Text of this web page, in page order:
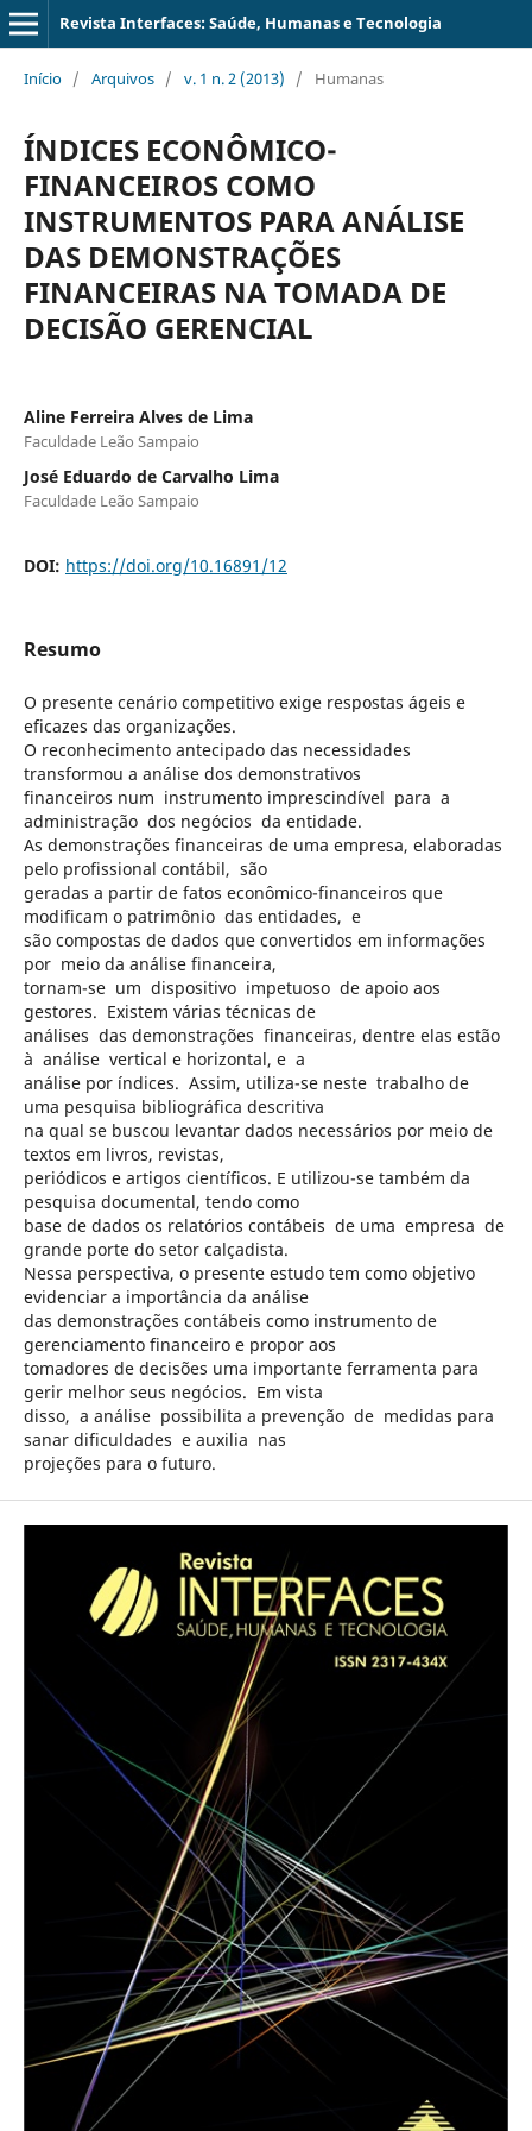
Revista Interfaces: Saúde, Humanas e Tecnologia
Início / Arquivos / v. 1 n. 2 (2013) / Humanas
ÍNDICES ECONÔMICO-
FINANCEIROS COMO
INSTRUMENTOS PARA ANÁLISE
DAS DEMONSTRAÇÕES
FINANCEIRAS NA TOMADA DE
DECISÃO GERENCIAL
Aline Ferreira Alves de Lima
Faculdade Leão Sampaio
José Eduardo de Carvalho Lima
Faculdade Leão Sampaio
DOI: https://doi.org/10.16891/12
Resumo
O presente cenário competitivo exige respostas ágeis e
eficazes das organizações.
O reconhecimento antecipado das necessidades
transformou a análise dos demonstrativos
financeiros num instrumento imprescindível para a
administração dos negócios da entidade.
As demonstrações financeiras de uma empresa, elaboradas
pelo profissional contábil, são
geradas a partir de fatos econômico-financeiros que
modificam o patrimônio das entidades, e
são compostas de dados que convertidos em informações
por meio da análise financeira,
tornam-se um dispositivo impetuoso de apoio aos
gestores. Existem várias técnicas de
análises das demonstrações financeiras, dentre elas estão
à análise vertical e horizontal, e a
análise por índices. Assim, utiliza-se neste trabalho de
uma pesquisa bibliográfica descritiva
na qual se buscou levantar dados necessários por meio de
textos em livros, revistas,
periódicos e artigos científicos. E utilizou-se também da
pesquisa documental, tendo como
base de dados os relatórios contábeis de uma empresa de
grande porte do setor calçadista.
Nessa perspectiva, o presente estudo tem como objetivo
evidenciar a importância da análise
das demonstrações contábeis como instrumento de
gerenciamento financeiro e propor aos
tomadores de decisões uma importante ferramenta para
gerir melhor seus negócios. Em vista
disso, a análise possibilita a prevenção de medidas para
sanar dificuldades e auxilia nas
projeções para o futuro.